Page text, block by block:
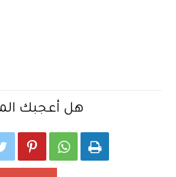
هل أعجبك
  